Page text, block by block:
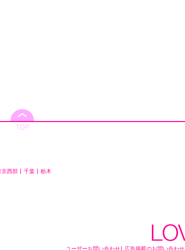
京西部 千葉
栃木
ユーザーお問い合わせ 広告掲載のお問い合わせ